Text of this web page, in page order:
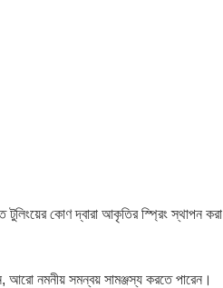
কোণ দ্বারা আকৃতির স্প্রিং স্থাপন করা
আরো নমনীয় সমন্বয় সামঞ্জস্য করতে পারেন।